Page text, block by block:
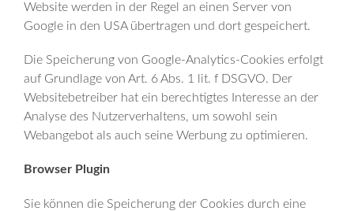
Website werden in der Regel an einen Server von
Google in den USA übertragen und dort gespeichert.
Die Speicherung von Google-Analytics-Cookies erfolgt
auf Grundlage von Art. 6 Abs. 1 lit. f DSGVO. Der
Websitebetreiber hat ein berechtigtes Interesse an der
Analyse des Nutzerverhaltens, um sowohl sein
Webangebot als auch seine Werbung zu optimieren.
Browser Plugin
Sie können die Speicherung der Cookies durch eine